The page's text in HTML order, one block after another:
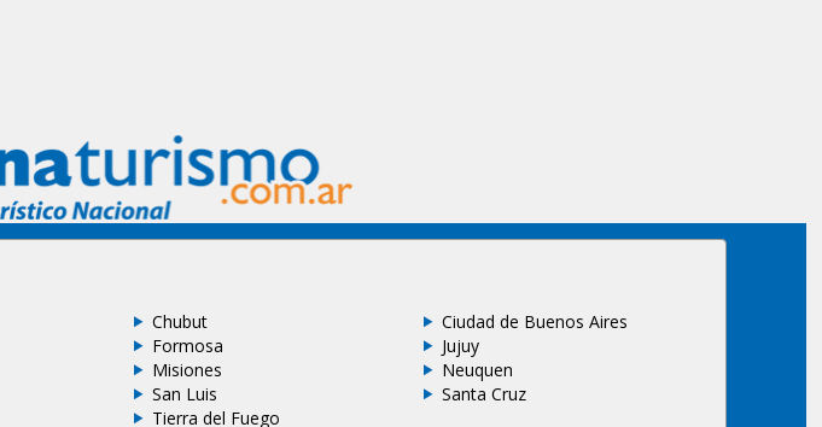
Chubut
Ciudad de Buenos Aires
Formosa
Jujuy
Misiones
Neuquen
San Luis
Santa Cruz
Tierra del Fuego